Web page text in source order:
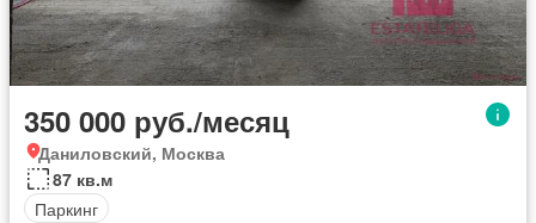
350 000 руб./месяц
Даниловский, Москва
87 кв.м
Паркинг